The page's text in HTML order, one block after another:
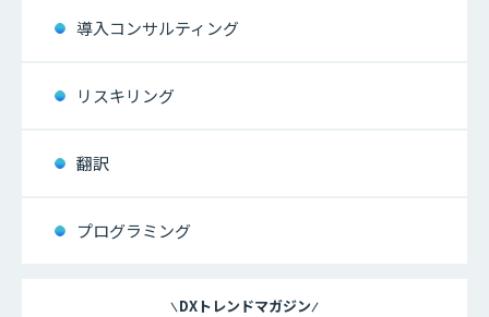
導入コンサルティング
リスキリング
翻訳
プログラミング
DXトレンドマガジン